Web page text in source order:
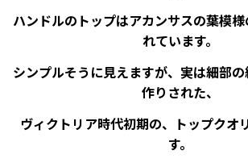
ハンドルのトップはアカンサスの葉模
れています。
シンプルそうに見えますが、実は細部
作りされた、
ヴィクトリア時代初期の、トップクオ
す。